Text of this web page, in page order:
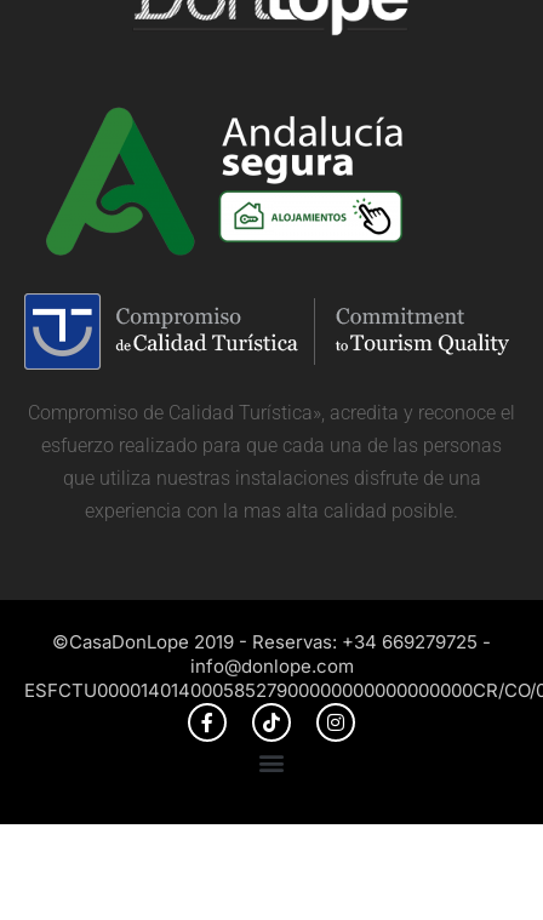
Compromiso de Calidad Turística», acredita y reconoce el
esfuerzo realizado para que cada una de las personas
que utiliza nuestras instalaciones disfrute de una
experiencia con la mas alta calidad posible.
©CasaDonLope 2019 - Reservas: +34 669279725 -
info@donlope.com
ESFCTU00001401400058527900000000000000000CR/CO/